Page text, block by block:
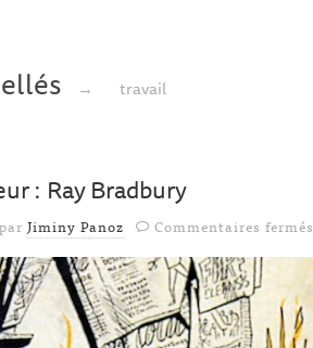
→ travail
: Ray Bradbury
par Jiminy Panoz Commentaires fermés